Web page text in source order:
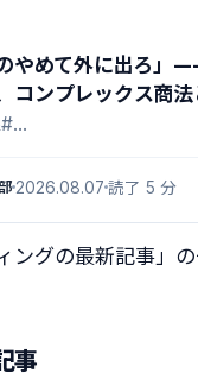
のやめて外に出ろ」
コンプレックス商法
2026.08.07 読了 5 分
ングの最新記事」
事